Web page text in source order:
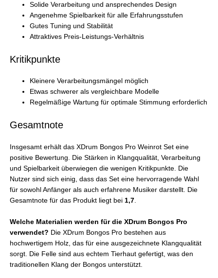
Solide Verarbeitung und ansprechendes Design
Angenehme Spielbarkeit für alle Erfahrungsstufen
Gutes Tuning und Stabilität
Attraktives Preis-Leistungs-Verhältnis
Kritikpunkte
Kleinere Verarbeitungsmängel möglich
Etwas schwerer als vergleichbare Modelle
Regelmäßige Wartung für optimale Stimmung erforderlich
Gesamtnote
Insgesamt erhält das XDrum Bongos Pro Weinrot Set eine
positive Bewertung. Die Stärken in Klangqualität, Verarbeitung
und Spielbarkeit überwiegen die wenigen Kritikpunkte. Die
Nutzer sind sich einig, dass das Set eine hervorragende Wahl
für sowohl Anfänger als auch erfahrene Musiker darstellt. Die
Gesamtnote für das Produkt liegt bei 1,7.
Welche Materialien werden für die XDrum Bongos Pro
verwendet? Die XDrum Bongos Pro bestehen aus
hochwertigem Holz, das für eine ausgezeichnete Klangqualität
sorgt. Die Felle sind aus echtem Tierhaut gefertigt, was den
traditionellen Klang der Bongos unterstützt.